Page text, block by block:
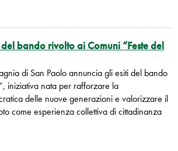
bando rivolto ai Comuni “Feste del
di San Paolo annuncia gli esiti del bando
iniziativa nata per rafforzare la
delle nuove generazioni e valorizzare il
come esperienza collettiva di cittadinanza